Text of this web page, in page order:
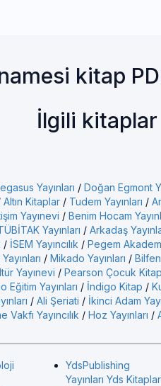
kitap
İlgili kitaplar
Yayınları / Doğan Egmont
Altın Kitaplar / Tudem Yayınları /
Yayınevi / Benim Hocam
Yayınları / Arkadaş
/ İSEM Yayıncılık / Pegem Akademi
/ Mikado Yayınları / Bilfen
Yayınevi / Pearson Çocuk
Eğitim Yayınları / İndigo Kitap /
/ Ali Şeriati / İkinci Adam
Vakfı Yayıncılık / Hoz Yayınları /
YdsPublishing
Yayınları Yds